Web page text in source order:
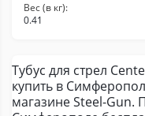
Вес (в кг):
0.41
Тубус для стрел
купить в
магазине Steel-Gun.